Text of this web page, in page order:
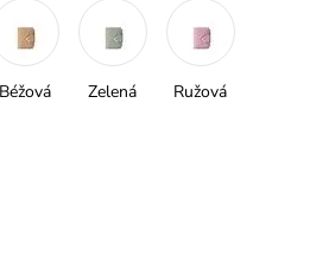
Béžová Zelená Ružová